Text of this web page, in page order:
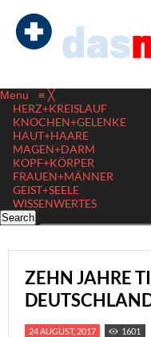
Menu ≡ ╳
HERZ+KREISLAUF
KNOCHEN+GELENKE
HAUT+HAARE
MAGEN+DARM
KOPF+KÖRPER
FRAUEN+MÄNNER
GEIST+SEELE
WISSENWERTES
ZEHN JAHRE
24 AUGUST, 2017 1601